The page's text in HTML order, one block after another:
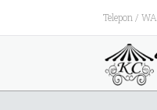
Telepon / WA